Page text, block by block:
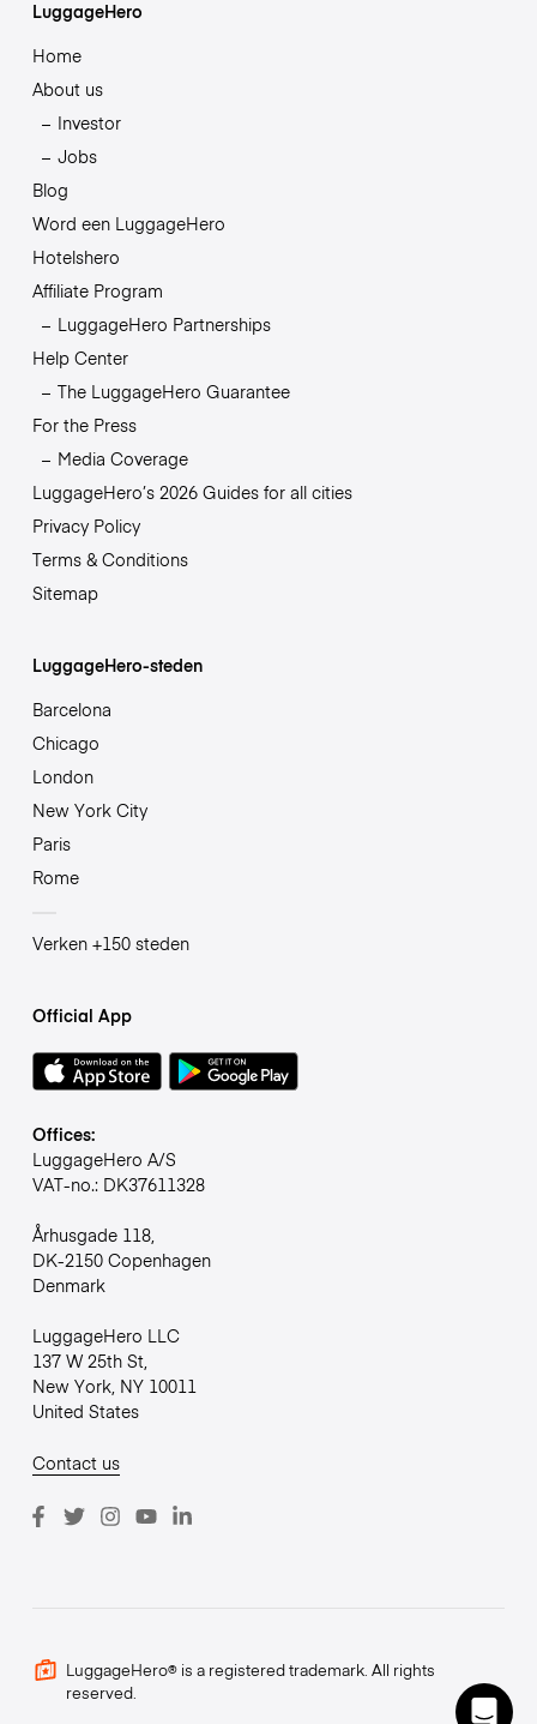
LuggageHero
Home
About us
Investor
Jobs
Blog
Word een LuggageHero
Hotelshero
Affiliate Program
LuggageHero Partnerships
Help Center
The LuggageHero Guarantee
For the Press
Media Coverage
LuggageHero’s 2026 Guides for all cities
Privacy Policy
Terms & Conditions
Sitemap
LuggageHero-steden
Barcelona
Chicago
London
New York City
Paris
Rome
Verken +150 steden
Official App
Offices:
LuggageHero A/S
VAT-no.: DK37611328
Århusgade 118,
DK-2150 Copenhagen
Denmark
LuggageHero LLC
137 W 25th St,
New York, NY 10011
United States
Contact us
LuggageHero® is a registered trademark. All rights
reserved.